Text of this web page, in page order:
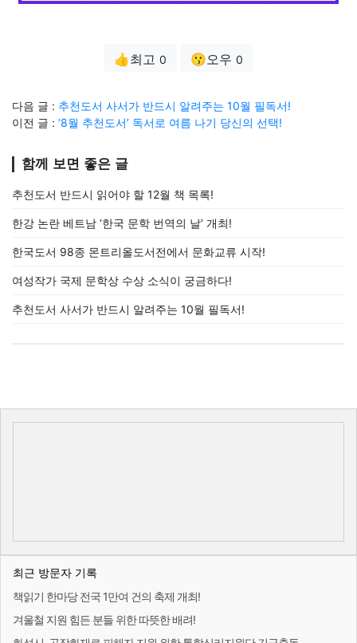
👍최고 0 😗오우 0
다음 글 : 추천도서 사서가 반드시 알려주는 10월 필독서!
이전 글 : ‘8월 추천도서’ 독서로 여름 나기 당신의 선택!
함께 보면 좋은 글
추천도서 반드시 읽어야 할 12월 책 목록!
한강 논란 베트남 ‘한국 문학 번역의 날’ 개최!
한국도서 98종 몬트리올도서전에서 문화교류 시작!
여성작가 국제 문학상 수상 소식이 궁금하다!
추천도서 사서가 반드시 알려주는 10월 필독서!
최근 방문자 기록
책읽기 한마당 전국 1만여 건의 축제 개최!
겨울철 지원 힘든 분들 위한 따뜻한 배려!